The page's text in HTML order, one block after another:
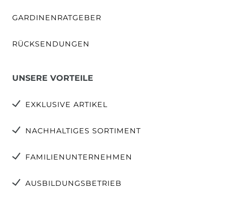
GARDINENRATGEBER
RÜCKSENDUNGEN
UNSERE VORTEILE
EXKLUSIVE ARTIKEL
NACHHALTIGES SORTIMENT
FAMILIENUNTERNEHMEN
AUSBILDUNGSBETRIEB